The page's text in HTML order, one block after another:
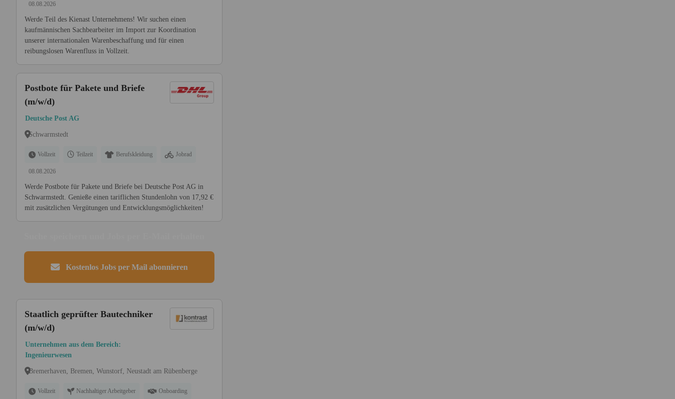
08.08.2026
Werde Teil des Kienast Unternehmens! Wir suchen einen
kaufmännischen Sachbearbeiter im Import zur Koordination
unserer internationalen Warenbeschaffung und für einen
reibungslosen Warenfluss in Vollzeit.
Postbote für Pakete und Briefe
(m/w/d)
Deutsche Post AG
Schwarmstedt
Vollzeit Teilzeit Berufskleidung Jobrad
08.08.2026
Werde Postbote für Pakete und Briefe bei Deutsche Post AG in
Schwarmstedt. Genieße einen tariflichen Stundenlohn von 17,92 €
mit zusätzlichen Vergütungen und Entwicklungsmöglichkeiten!
Kostenlos Jobs per Mail abonnieren
Staatlich geprüfter Bautechniker
(m/w/d)
Unternehmen aus dem Bereich:
Ingenieurwesen
Bremerhaven, Bremen, Wunstorf, Neustadt am Rübenberge
Vollzeit Nachhaltiger Arbeitgeber Onboarding